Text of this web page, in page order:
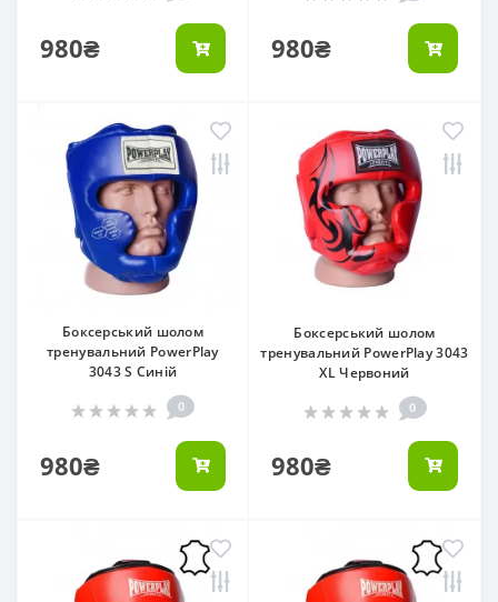
980₴ 980₴
Боксерський шолом
тренувальний PowerPlay
3043 S Синій
0
980₴
Боксерський шолом
тренувальний PowerPlay 3043
XL Червоний
0
980₴